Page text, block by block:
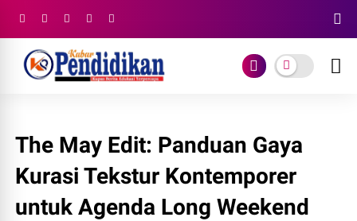
The May Edit: Panduan Gaya
Kurasi Tekstur Kontemporer
untuk Agenda Long Weekend